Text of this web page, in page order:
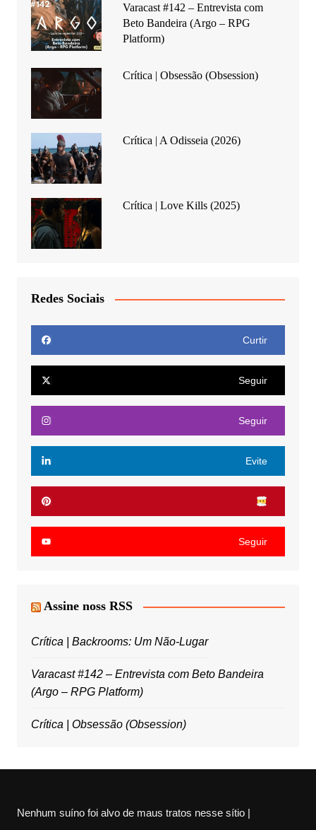
Varacast #142 – Entrevista com
Beto Bandeira (Argo – RPG
Platform)
Crítica | Obsessão (Obsession)
Crítica | A Odisseia (2026)
Crítica | Love Kills (2025)
Redes Sociais
Curtir
Seguir
Seguir
Evite
Seguir
Assine noss RSS
Crítica | Backrooms: Um Não-Lugar
Varacast #142 – Entrevista com Beto Bandeira
(Argo – RPG Platform)
Crítica | Obsessão (Obsession)
Nenhum suíno foi alvo de maus tratos nesse sítio |